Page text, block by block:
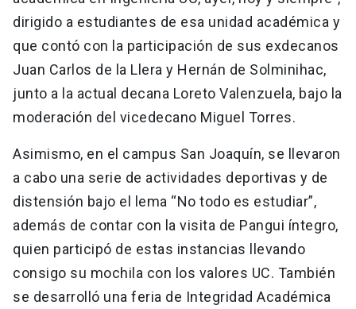
dirigido a estudiantes de esa unidad académica y
que contó con la participación de sus exdecanos
Juan Carlos de la Llera y Hernán de Solminihac,
junto a la actual decana Loreto Valenzuela, bajo la
moderación del vicedecano Miguel Torres.
Asimismo, en el campus San Joaquín, se llevaron
a cabo una serie de actividades deportivas y de
distensión bajo el lema “No todo es estudiar”,
además de contar con la visita de Pangui íntegro,
quien participó de estas instancias llevando
consigo su mochila con los valores UC. También
se desarrolló una feria de Integridad Académica